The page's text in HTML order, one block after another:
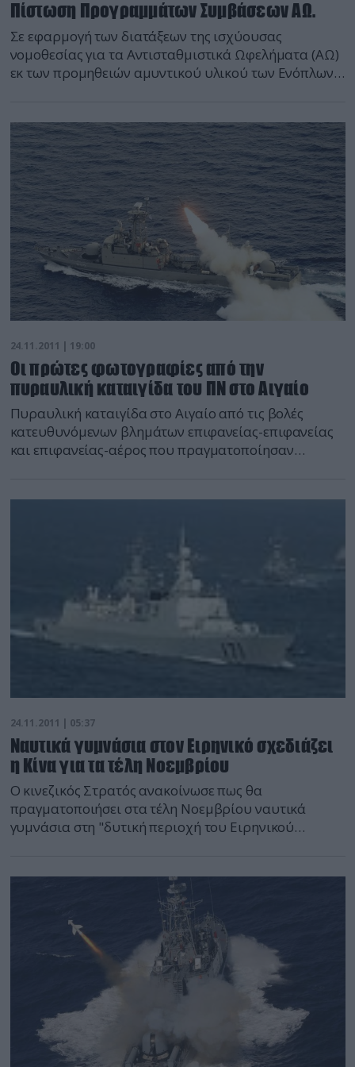
Πίστωση Προγραμμάτων Συμβάσεων ΑΩ.
Σε εφαρμογή των διατάξεων της ισχύουσας
νομοθεσίας για τα Αντισταθμιστικά Ωφελήματα (ΑΩ)
εκ των προμηθειών αμυντικού υλικού των Ενόπλων
εισήγηση της Υπηρεσίας και ενέκρινε την παρoχή
πίστωσης συνολικού ύψους 100.000.000 ευρώ στο
πλαίσιο υλοποίησης των προγράμματος Νο 7 της
Σύμβασης ΑΩ 30/00 με την αντισυμβαλλόμενη
εταιρεία “MBDA France”, που απορρέει από την
Προμήθεια Οπλικών Συστημάτων για ΤΠΚ του ΠΝ.
Τμήμα ειδήσεων defencenet.gr
24.11.2011 | 19:00
Οι πρώτες φωτογραφίες από την
πυραυλική καταιγίδα του ΠΝ στο Αιγαίο
Πυραυλική καταιγίδα στο Αιγαίο από τις βολές
κατευθυνόμενων βλημάτων επιφανείας-επιφανείας
και επιφανείας-αέρος που πραγματοποίησαν
24.11.2011 | 05:37
Ναυτικά γυμνάσια στον Ειρηνικό σχεδιάζει
η Κίνα για τα τέλη Νοεμβρίου
Ο κινεζικός Στρατός ανακοίνωσε πως θα
πραγματοποιήσει στα τέλη Νοεμβρίου ναυτικά
γυμνάσια στη "δυτική περιοχή του Ειρηνικού
Ναυτικό του Λαϊκού Απελευθερωτικού Στρατού θα
πραγματοποιήσει γυμνάσια στα τέλη Νοεμβρίου στη
δυτική περιοχή του Ειρηνικού ωκεανού", αναφέρει
σε ανακοίνωση που εξέδωσε χθες Τετάρτη το βράδυ
το κινεζικό υπουργείο Άμυνας. Το κινεζικό Πολεμικό
Ναυτικό πραγματοποιεί τακτικά τέτοια γυμνάσια,
όπως και άλλες χώρες. "Πρόκειται για εκπαίδευση
ρουτίνας που προβλέπεται από το ετήσιο
χρονοδιάγραμμά μας και που δεν στρέφεται
εναντίον καμιάς ιδιαίτερης χώρας και δεν έχει